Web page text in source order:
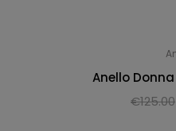
Anello Donna
€125.00